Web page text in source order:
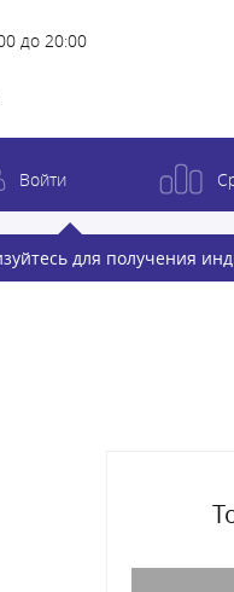
до 20:00
Войти
для получения